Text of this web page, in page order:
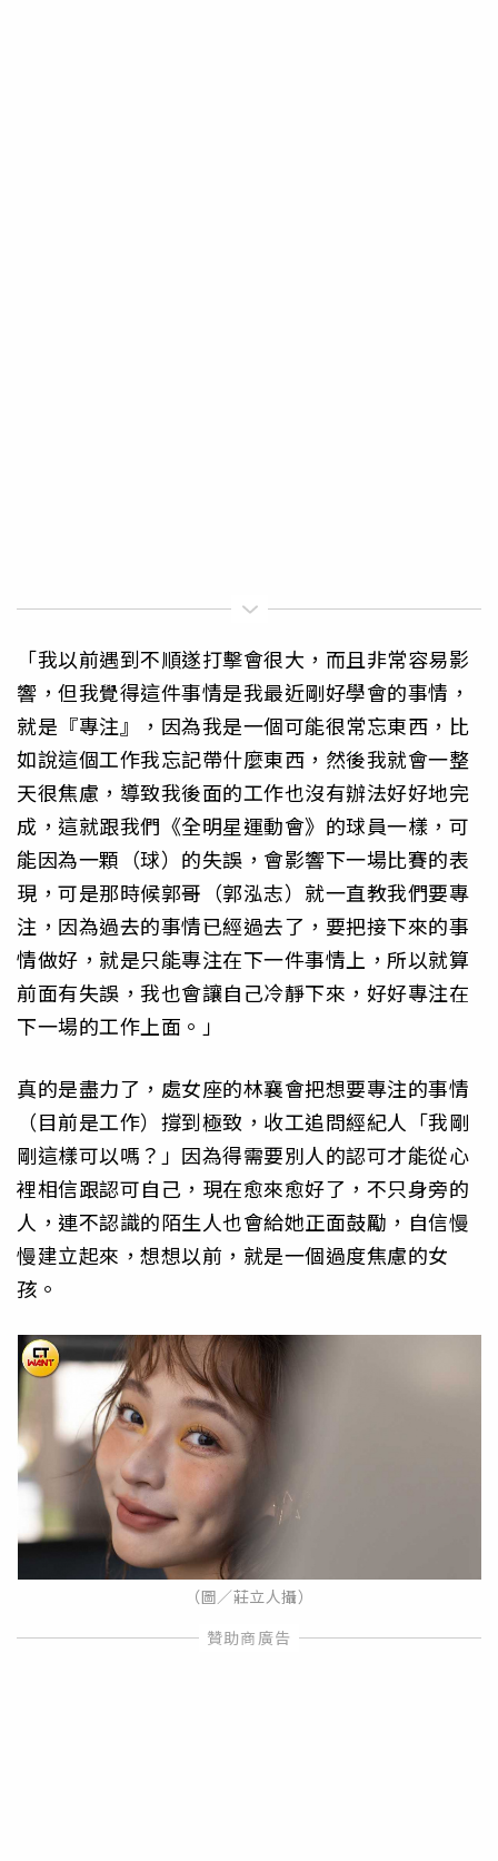
「我以前遇到不順遂打擊會很大，而且非常容易影
響，但我覺得這件事情是我最近剛好學會的事情，
就是『專注』，因為我是一個可能很常忘東西，比
如說這個工作我忘記帶什麼東西，然後我就會一整
天很焦慮，導致我後面的工作也沒有辦法好好地完
成，這就跟我們《全明星運動會》的球員一樣，可
能因為一顆（球）的失誤，會影響下一場比賽的表
現，可是那時候郭哥（郭泓志）就一直教我們要專
注，因為過去的事情已經過去了，要把接下來的事
情做好，就是只能專注在下一件事情上，所以就算
前面有失誤，我也會讓自己冷靜下來，好好專注在
下一場的工作上面。」
真的是盡力了，處女座的林襄會把想要專注的事情
（目前是工作）撐到極致，收工追問經紀人「我剛
剛這樣可以嗎？」因為得需要別人的認可才能從心
裡相信跟認可自己，現在愈來愈好了，不只身旁的
人，連不認識的陌生人也會給她正面鼓勵，自信慢
慢建立起來，想想以前，就是一個過度焦慮的女
孩。
（圖／莊立人攝）